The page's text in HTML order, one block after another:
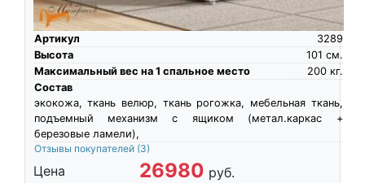
Артикул
3289
Высота
см.
101
Максимальный вес на 1 спальное место
кг.
200
Состав
экокожа, ткань велюр, ткань рогожка, мебельная ткань,
подъемный механизм с ящиком (метал.каркас +
березовые ламели),
Отзывы покупателей (3)
Цена 26980 руб.